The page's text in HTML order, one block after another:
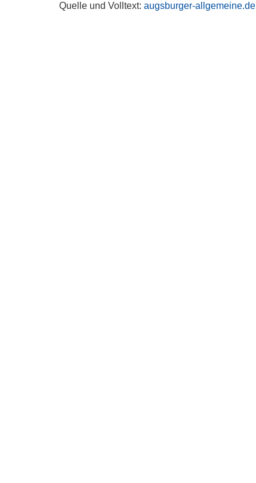
Quelle und Volltext:augsburger-allgemeine.de